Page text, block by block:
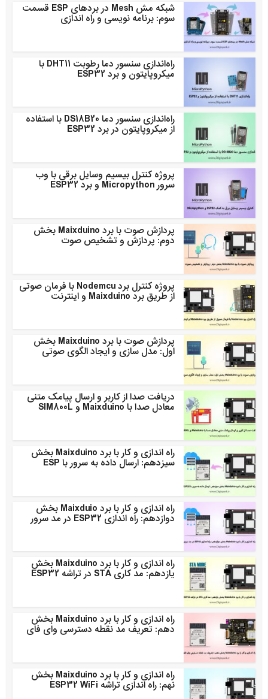
شبکه مش Mesh در بردهای ESP قسمت
سوم: برنامه نویسی و راه اندازی
راه‌اندازی سنسور دما رطوبت DHT11 با
میکروپایتون و برد ESP32
راه‌اندازی سنسور دما DS18B20 با استفاده
از میکروپایتون در برد ESP32
پروژه کنترل بیسیم وسایل برقی با وب
سرور Micropython و برد ESP32
پردازش صوت با برد Maixduino بخش
دوم: پردازش و تشخیص صوت
پروژه کنترل برد Nodemcu با فرمان صوتی
از طریق برد Maixduino و اینترنت
پردازش صوت با برد Maixduino بخش
اول: مدل سازی و ایجاد الگوی صوتی
دریافت صدا از کاربر و ارسال پیامک متنی
معادل صدا با Maixduino و SIM800L
راه اندازی و کار با برد Maixduino بخش
سیزدهم: ارسال داده به سرور با ESP
راه اندازی و کار با برد Maixduio بخش
دوازدهم: راه اندازی ESP32 در مد سرور
راه اندازی و کار با برد Maixduino بخش
یازدهم: مد کاری STA در تراشه ESP32
راه اندازی و کار با برد Maixduino بخش
دهم: تعریف مد نقطه دسترسی وای فای
راه اندازی و کار با برد Maixduino بخش
نهم: راه اندازی تراشه ESP32 WiFi